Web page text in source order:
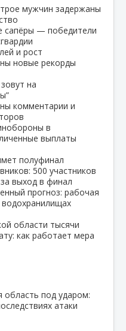
мужчин задержаны
сапёры — победители
и рост
новые рекорды
на
комментарии и
в
выплаты
полуфинал
500 участников
выход в финал
прогноз: рабочая
водохранилищах
области тысячи
как работает мера
область под ударом:
атаки